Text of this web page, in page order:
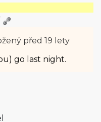
před 19 lety
go last night.